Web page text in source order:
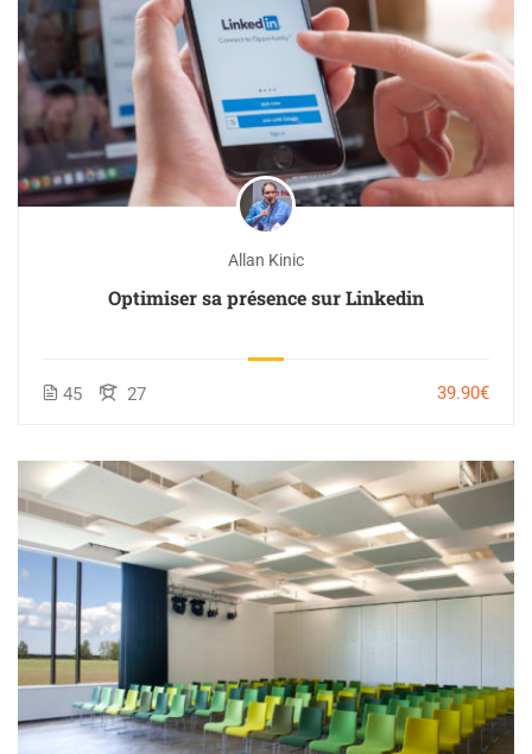
Allan Kinic
Optimiser sa présence sur Linkedin
45 27 39.90€